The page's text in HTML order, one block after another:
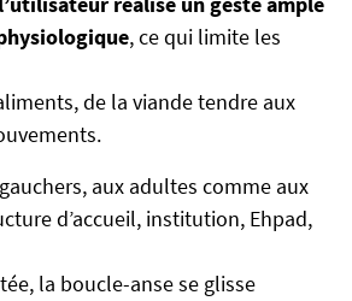
, ce qui limite les
de la viande tendre aux
aux adultes comme aux
d’accueil, institution, Ehpad,
la boucle-anse se glisse